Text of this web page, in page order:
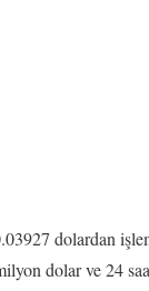
dolardan
dolar ve 24